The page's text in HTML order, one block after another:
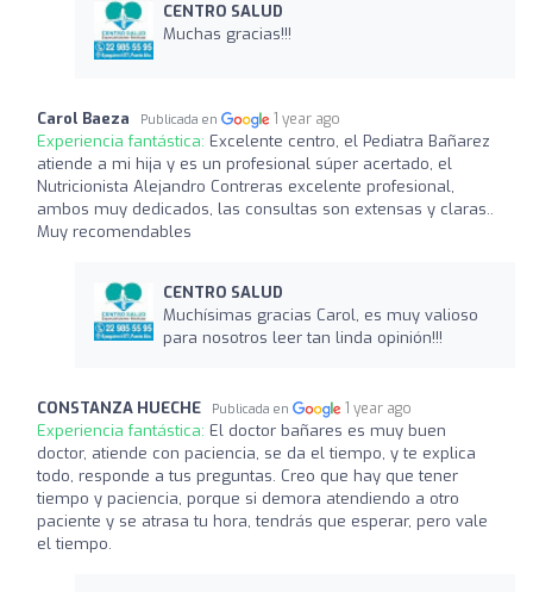
CENTRO SALUD
Muchas gracias!!!
Carol Baeza Publicada en 1 year ago
Experiencia fantástica: Excelente centro, el Pediatra Bañarez
atiende a mi hija y es un profesional súper acertado, el
Nutricionista Alejandro Contreras excelente profesional,
ambos muy dedicados, las consultas son extensas y claras..
Muy recomendables
CENTRO SALUD
Muchísimas gracias Carol, es muy valioso
para nosotros leer tan linda opinión!!!
CONSTANZA HUECHE Publicada en 1 year ago
Experiencia fantástica: El doctor bañares es muy buen
doctor, atiende con paciencia, se da el tiempo, y te explica
todo, responde a tus preguntas. Creo que hay que tener
tiempo y paciencia, porque si demora atendiendo a otro
paciente y se atrasa tu hora, tendrás que esperar, pero vale
el tiempo.